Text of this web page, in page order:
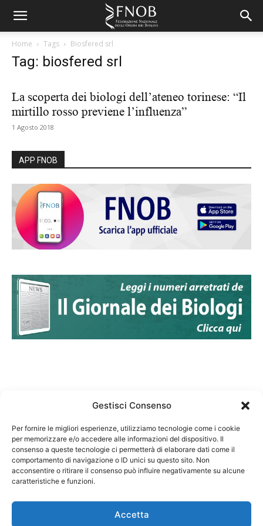
Gestisci Consenso
Per fornire le migliori esperienze, utilizziamo tecnologie come i cookie
per memorizzare e/o accedere alle informazioni del dispositivo. Il
consenso a queste tecnologie ci permetterà di elaborare dati come il
comportamento di navigazione o ID unici su questo sito. Non
acconsentire o ritirare il consenso può influire negativamente su alcune
caratteristiche e funzioni.
Accetta
Home Tags Biosfered srl
Tag: biosfered srl
La scoperta dei biologi dell’ateneo torinese: “Il
mirtillo rosso previene l’influenza”
1 Agosto 2018
APP FNOB
Federazione Nazionale Degli Ordini dei Biologi:
codice fiscale 80069130583
Responsabile sito internet www.fnob.it: Vincenzo